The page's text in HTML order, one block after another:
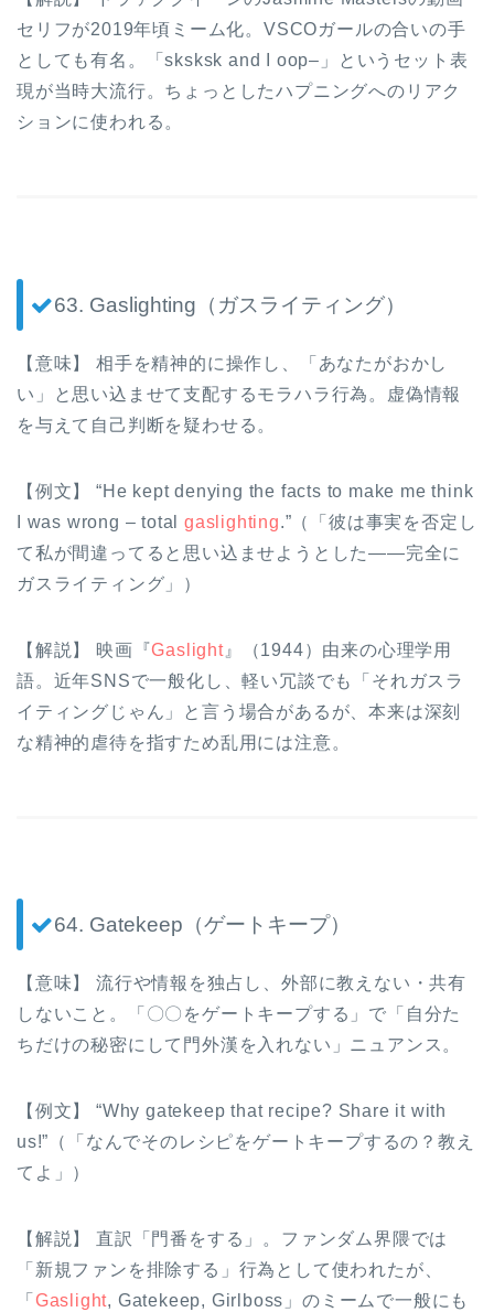
セリフが2019年頃ミーム化。VSCOガールの合いの手
としても有名。「sksksk and I oop–」というセット表
現が当時大流行。ちょっとしたハプニングへのリアク
ションに使われる。
63. Gaslighting（ガスライティング）
【意味】 相手を精神的に操作し、「あなたがおかし
い」と思い込ませて支配するモラハラ行為。虚偽情報
を与えて自己判断を疑わせる。
【例文】 “He kept denying the facts to make me think
I was wrong – totalgaslighting.”（「彼は事実を否定し
て私が間違ってると思い込ませようとした――完全に
ガスライティング」）
【解説】 映画『Gaslight』（1944）由来の心理学用
語。近年SNSで一般化し、軽い冗談でも「それガスラ
イティングじゃん」と言う場合があるが、本来は深刻
な精神的虐待を指すため乱用には注意。
64. Gatekeep（ゲートキープ）
【意味】 流行や情報を独占し、外部に教えない・共有
しないこと。「〇〇をゲートキープする」で「自分た
ちだけの秘密にして門外漢を入れない」ニュアンス。
【例文】 “Why gatekeep that recipe? Share it with
us!”（「なんでそのレシピをゲートキープするの？教え
てよ」）
【解説】 直訳「門番をする」。ファンダム界隈では
「新規ファンを排除する」行為として使われたが、
「 Gaslight, Gatekeep, Girlboss」のミームで一般にも